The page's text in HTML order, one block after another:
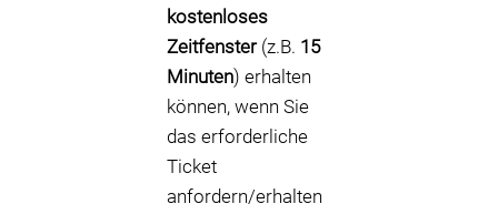
kostenloses
Zeitfenster(z.B. 15
Minuten) erhalten
können, wenn Sie
das erforderliche
Ticket
anfordern/erhalten